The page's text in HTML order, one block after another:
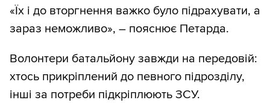
«Їх і до вторгнення важко було підрахувати, а
зараз неможливо», – пояснює Петарда.
Волонтери батальйону завжди на передовій:
хтось прикріплений до певного підрозділу,
інші за потреби підкріплюють ЗСУ.